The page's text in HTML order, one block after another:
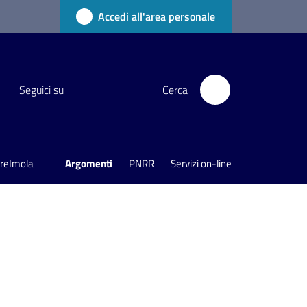
Accedi all'area personale
Seguici su Cerca
Argomenti PNRR Servizi on-line